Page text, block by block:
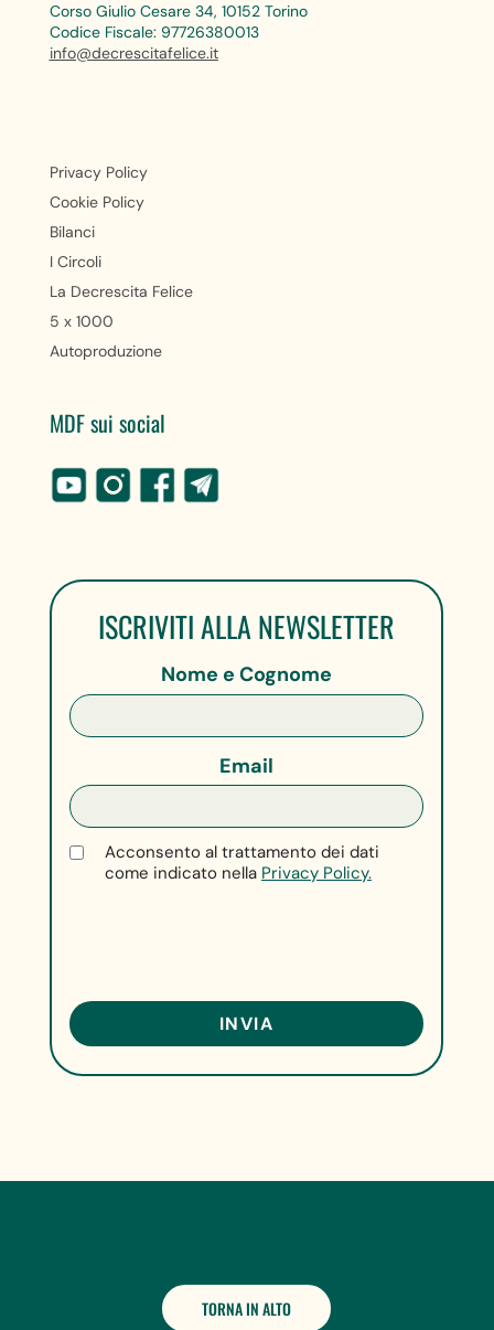
Corso Giulio Cesare 34, 10152 Torino
Codice Fiscale: 97726380013
info@decrescitafelice.it
Privacy Policy
Cookie Policy
Bilanci
I Circoli
La Decrescita Felice
5 x 1000
Autoproduzione
MDF sui social
ISCRIVITI ALLA NEWSLETTER
Nome e Cognome
Email
Acconsento al trattamento dei dati
come indicato nella Privacy Policy.
TORNA IN ALTO